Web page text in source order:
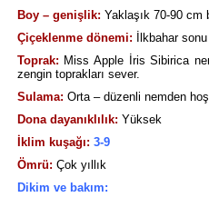
Boy – genişlik: Yaklaşık 70-90 cm
Çiçeklenme dönemi: İlkbahar
Toprak: Miss Apple İris Sibirica
zengin toprakları sever.
Sulama: Orta – düzenli nemden
Dona dayanıklılık: Yüksek
İklim kuşağı: 3-9
Ömrü: Çok yıllık
Dikim ve bakım: